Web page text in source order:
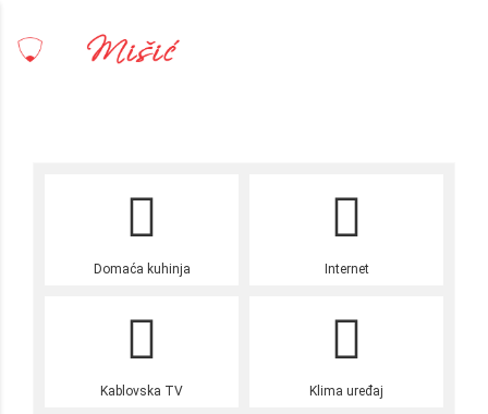
Domaća kuhinja Internet
Kablovska TV Klima uređaj